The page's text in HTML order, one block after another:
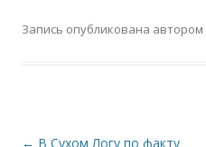
Запись опубликована автором
Навигация по записям
← В Сухом Логу по факту